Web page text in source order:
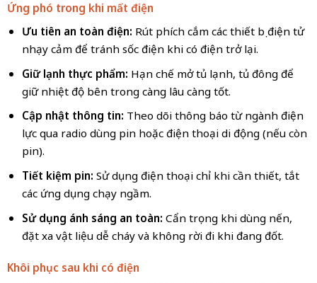
Ứng phó trong khi mất điện
Ưu tiên an toàn điện: Rút phích cắm các thiết bị điện tử
nhạy cảm để tránh sốc điện khi có điện trở lại.
Giữ lạnh thực phẩm: Hạn chế mở tủ lạnh, tủ đông để
giữ nhiệt độ bên trong càng lâu càng tốt.
Cập nhật thông tin: Theo dõi thông báo từ ngành điện
lực qua radio dùng pin hoặc điện thoại di động (nếu còn
pin).
Tiết kiệm pin: Sử dụng điện thoại chỉ khi cần thiết, tắt
các ứng dụng chạy ngầm.
Sử dụng ánh sáng an toàn: Cẩn trọng khi dùng nến,
đặt xa vật liệu dễ cháy và không rời đi khi đang đốt.
Khôi phục sau khi có điện